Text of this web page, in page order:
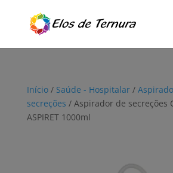
Início/ Saúde - Hospitalar/
secreções / Aspirador de secreções
ASPIRET 1000ml